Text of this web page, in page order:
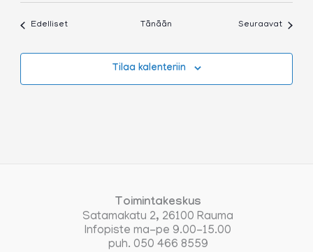
EdellisetTapahtumat Tänään Seuraavat
Tilaa kalenteriin
Toimintakeskus
Satamakatu 2, 26100 Rauma
Infopiste ma-pe 9.00-15.00
puh. 050 466 8559